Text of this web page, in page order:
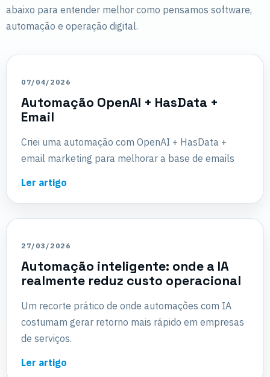
abaixo para entender melhor como pensamos software,
automação e operação digital.
07/04/2026
Automação OpenAI + HasData +
Email
Criei uma automação com OpenAI + HasData +
email marketing para melhorar a base de emails
Ler artigo
27/03/2026
Automação inteligente: onde a IA
realmente reduz custo operacional
Um recorte prático de onde automações com IA
costumam gerar retorno mais rápido em empresas
de serviços.
Ler artigo